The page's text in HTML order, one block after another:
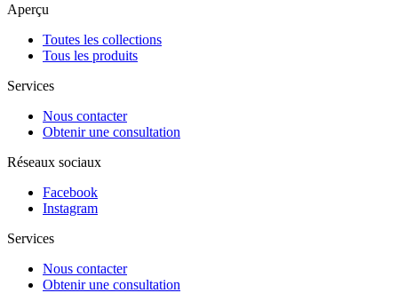
Aperçu
Toutes les collections
Tous les produits
Services
Nous contacter
Obtenir une consultation
Réseaux sociaux
Facebook
Instagram
Services
Nous contacter
Obtenir une consultation